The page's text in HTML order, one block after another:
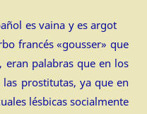
es vaina y es argot
francés «gousser» que
eran palabras que en los
prostitutas, ya que en
lésbicas socialmente